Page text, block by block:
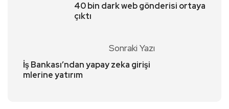
40 bin dark web gönderisi ortaya
çıktı
Sonraki Yazı
İş Bankası’ndan yapay zeka girişi
mlerine yatırım